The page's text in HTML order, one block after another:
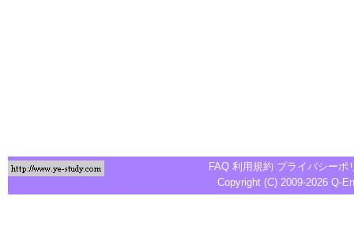
FAQ 利用規約 プライバシーポ
Copyright (C) 2009-2026 Q-